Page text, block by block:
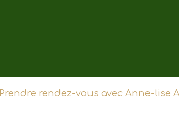
Prendre rendez-vous avec Anne-lise